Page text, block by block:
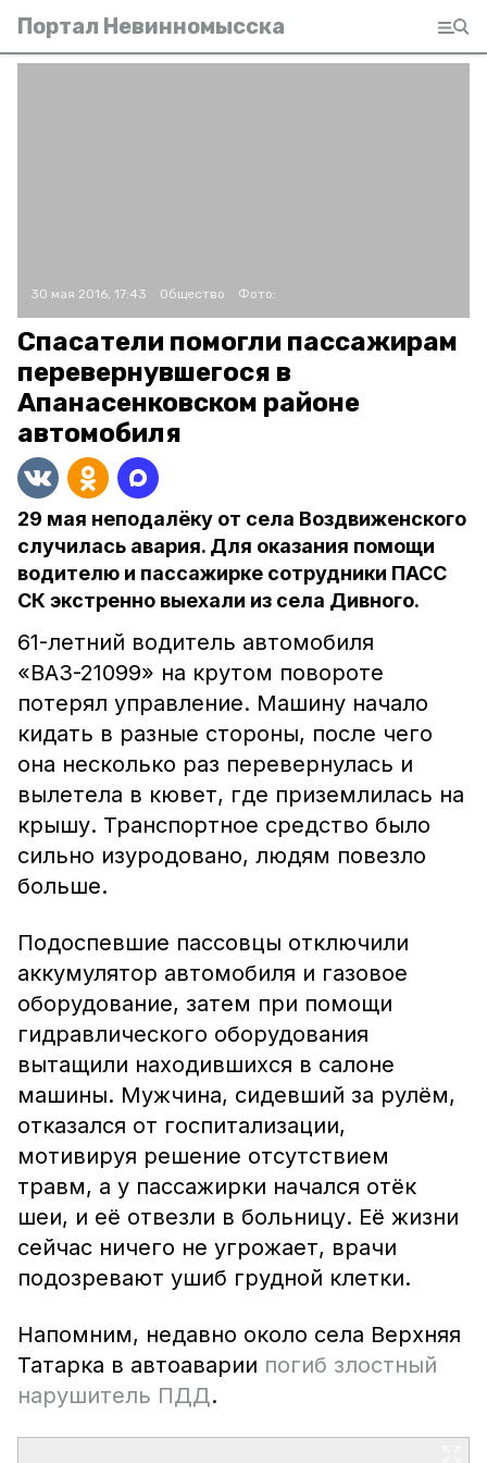
Портал Невинномысска
30 мая 2016, 17:43 Общество Фото:
Спасатели помогли пассажирам
перевернувшегося в
Апанасенковском районе
автомобиля
29 мая неподалёку от села Воздвиженского
случилась авария. Для оказания помощи
водителю и пассажирке сотрудники ПАСС
СК экстренно выехали из села Дивного.
61-летний водитель автомобиля
«ВАЗ-21099» на крутом повороте
потерял управление. Машину начало
кидать в разные стороны, после чего
она несколько раз перевернулась и
вылетела в кювет, где приземлилась на
крышу. Транспортное средство было
сильно изуродовано, людям повезло
больше.
Подоспевшие пассовцы отключили
аккумулятор автомобиля и газовое
оборудование, затем при помощи
гидравлического оборудования
вытащили находившихся в салоне
машины. Мужчина, сидевший за рулём,
отказался от госпитализации,
мотивируя решение отсутствием
травм, а у пассажирки начался отёк
шеи, и её отвезли в больницу. Её жизни
сейчас ничего не угрожает, врачи
подозревают ушиб грудной клетки.
Напомним, недавно около села Верхняя
Татарка в автоаварии погиб злостный
нарушитель ПДД.